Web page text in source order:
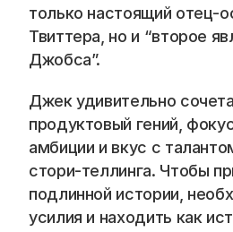
только настоящий отец-
Твиттера, но и “второе
Джобса”.
Джек удивительно
продуктовый гений,
амбиции и вкус с
стори-теллинга. Чтобы
подлинной истории,
усилия и находить как